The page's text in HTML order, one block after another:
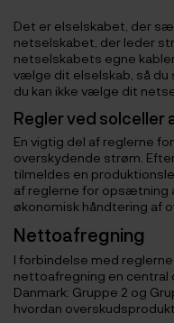
Det er elselskabet, der
netselskabet, der leder
netselskabets egne
vælge dit elselskab, så du
du kan ikke vælge dit
Regler ved solceller
En vigtig del af reglerne
overskydende strøm.
tilmeldes en
af reglerne for opsætning
økonomisk håndtering af
Nettoafregning
I forbindelse med
nettoafregning en central
Danmark: Gruppe 2 og
hvordan